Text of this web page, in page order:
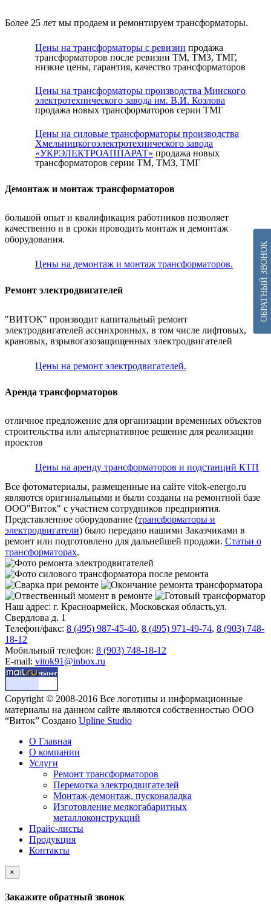
Более 25 лет мы продаем и ремонтируем трансформаторы.
Цены на трансформаторы с ревизии продажа
трансформаторов после ревизии ТМ, ТМЗ, ТМГ,
низкие цены, гарантия, качество трансформаторов
Цены на трансформаторы производства Минского
электротехнического завода им. В.И. Козлова
продажа новых трансформаторов серии ТМГ
Цены на силовые трансформаторы производства
Хмельницкогоэлектротехнического завода
«УКРЭЛЕКТРОАППАРАТ» продажа новых
трансформаторов серии ТМ, ТМЗ, ТМГ
Демонтаж и монтаж трансформаторов
большой опыт и квалификация работников позволяет
качественно и в сроки проводить монтаж и демонтаж
оборудования.
Цены на демонтаж и монтаж трансформаторов.
Ремонт электродвигателей
"ВИТОК" производит капитальный ремонт
электродвигателей ассинхронных, в том числе лифтовых,
крановых, взрывогазозащищенных электродвигателей
Цены на ремонт электродвигателей.
Аренда трансформаторов
отличное предложение для организации временных объектов
строительства или альтернативное решение для реализации
проектов
Цены на аренду трансформаторов и подстанций КТП
Все фотоматериалы, размещенные на сайте vitok-energo.ru
являются оригинальными и были созданы на ремонтной базе
ООО"Виток" с участием сотрудников предприятия.
Представленное оборудование (трансформаторы и
электродвигатели) было передано нашими Заказчиками в
ремонт или подготовлено для дальнейшей продажи. Статьи о
трансформаторах.
Наш адрес: г. Красноармейск, Московская область,ул.
Свердлова д. 1
Телефон/факс: 8 (495) 987-45-40, 8 (495) 971-49-74, 8 (903) 748-
18-12
Мобильный телефон: 8 (903) 748-18-12
E-mail: vitok91@inbox.ru
Copyright © 2008-2016 Все логотипы и информационные
материалы на данном сайте являются собственностью ООО
“Виток” Создано Upline Studio
О Главная
О компании
Услуги
Ремонт трансформаторов
Перемотка электродвигателей
Монтаж-демонтаж, пусконаладка
Изготовление мелкогабаритных
металлоконструкций
Прайс-листы
Продукция
Контакты
ОБРАТНЫЙ ЗВОНОК
×
Закажите обратный звонок